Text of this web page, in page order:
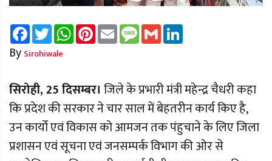
FacebookTwitterWhatsAppPinterest
Email Message
Gmail
By Sirohiwale
सिरोही, 25 दिसम्बर। जिले के प्रभारी मंत्री महेन्द्र चैधरी कहा
कि प्रदेश की सरकार ने चार साल में बेहतरीन कार्य किए है,
उन कार्यो एवं विकास को आमजन तक पंहुचाने के लिए जिला
प्रशासन एवं सूचना एवं जनसम्पर्क विभाग की ओर से